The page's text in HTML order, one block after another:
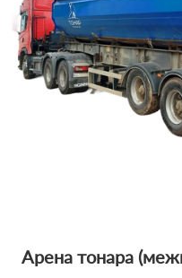
Арена тонара